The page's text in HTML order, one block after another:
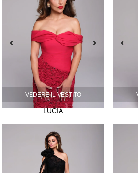
VEDERE IL VESTITO
LUCIA